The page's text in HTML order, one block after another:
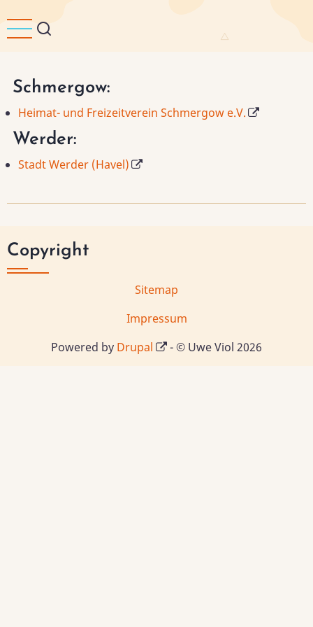
to
main
Schmergow:
Heimat- und Freizeitverein Schmergow e.V.
Werder:
Stadt Werder (Havel)
Copyright
Sitemap
Impressum
Powered by Drupal - © Uwe Viol 2026